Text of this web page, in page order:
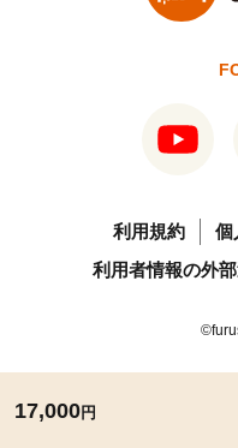
17,000円
利用規約
個
利用者情報の外